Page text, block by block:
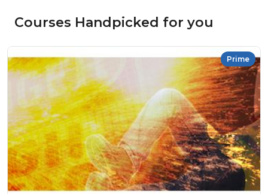
Courses Handpicked for you
Prime